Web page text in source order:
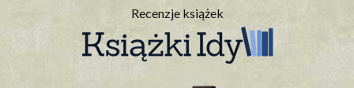
Recenzje książek